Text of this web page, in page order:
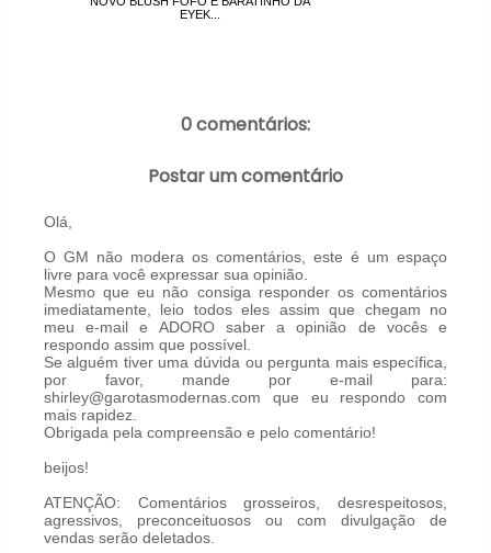
EYEK...
0 comentários:
Postar um comentário
Olá,
O GM não modera os comentários, este é um espaço
livre para você expressar sua opinião.
Mesmo que eu não consiga responder os comentários
imediatamente, leio todos eles assim que chegam no
meu e-mail e ADORO saber a opinião de vocês e
respondo assim que possível.
Se alguém tiver uma dúvida ou pergunta mais específica,
por favor, mande por e-mail para:
shirley@garotasmodernas.com que eu respondo com
mais rapidez.
Obrigada pela compreensão e pelo comentário!
beijos!
ATENÇÃO: Comentários grosseiros, desrespeitosos,
agressivos, preconceituosos ou com divulgação de
vendas serão deletados.